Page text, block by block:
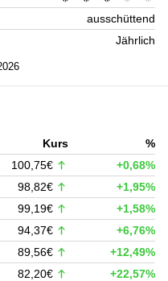
ausschüttend
Jährlich
Kurs
%
100,75€
+0,68%
98,82€
+1,95%
99,19€
+1,58%
94,37€
+6,76%
89,56€
+12,49%
82,20€
+22,57%